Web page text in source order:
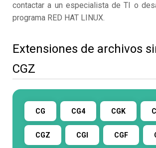
contactar a un especialista de TI o
programa RED HAT LINUX.
Extensiones de archivos
CGZ
CG CG4 CGK
CGZ CGI CGF